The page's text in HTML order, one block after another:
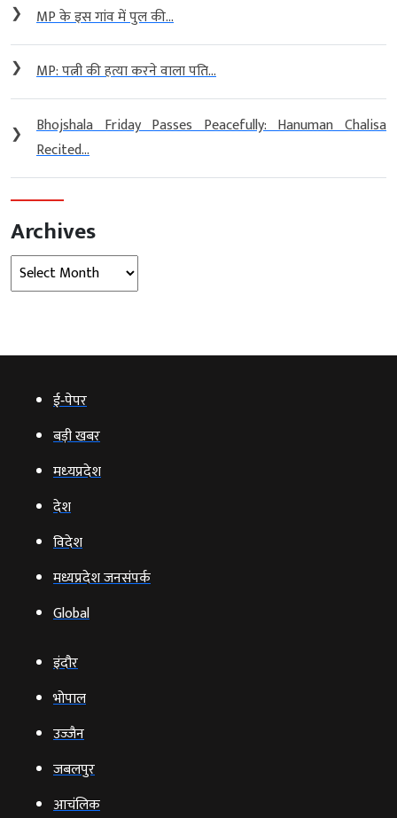
❯ MP के इस गांव में पुल की...
❯ MP: पत्नी की हत्या करने वाला पति...
❯
Bhojshala Friday Passes Peacefully: Hanuman Chalisa
Recited...
Archives
Archives
ई‑पेपर
बड़ी खबर
मध्‍यप्रदेश
देश
विदेश
मध्यप्रदेश जनसंपर्क
Global
इंदौर
भोपाल
उज्‍जैन
जबलपुर
आचंलिक